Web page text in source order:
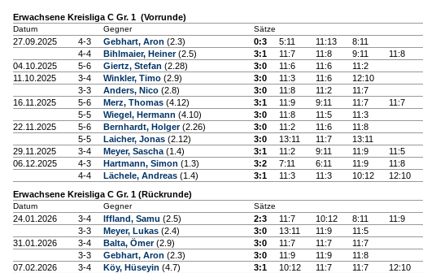
Erwachsene Kreisliga C Gr. 1 (Vorrunde)
Datum Gegner Sätze
27.09.2025 4-3 Gebhart, Aron (2.3) 0:3 5:11 11:13 8:11
4-4
Bihlmaier, Heiner(2.5) 3:1 11:7 11:8 9:11
11:8
04.10.2025
5-6 Giertz, Stefan (2.28) 3:0 11:6 11:6 11:2
11.10.2025
3-4 Winkler, Timo (2.9) 3:0 11:3 11:6 12:10
3-3
Anders, Nico (2.8) 3:0 11:8 11:2
11:7
16.11.2025
5-6 Merz, Thomas (4.12) 3:1 11:9 9:11 11:7 11:7
5-5
Wiegel, Hermann (4.10) 3:0 11:8 11:5
11:3
22.11.2025
5-6 Bernhardt, Holger(2.26) 3:0 11:2 11:6 11:8
5-5
Laicher, Jonas (2.12) 3:0 13:11 11:7
13:11
29.11.2025
3-4 Meyer, Sascha (1.4) 3:1 11:2 9:11 11:9 11:5
06.12.2025
4-3 Hartmann, Simon (1.3) 3:2 7:11 6:11 11:9 11:8
4-4
Lächele, Andreas (1.4) 3:1 11:3 11:3 10:12
12:10
Erwachsene Kreisliga C Gr. 1 (Rückrunde)
Datum Gegner Sätze
24.01.2026 3-4 Iffland, Samu (2.5) 2:3 11:7 10:12 8:11 11:9
3-3
Meyer, Lukas (2.4) 3:0 13:11 11:9
11:5
31.01.2026
3-4 Balta, Ömer(2.9) 3:0 11:7 11:7 11:7
3-3
Gebhart, Aron (2.3) 3:0 11:9 11:9
11:8
07.02.2026
3-4 Köy, Hüseyin (4.7) 3:1 10:12 11:7 11:7 12:10